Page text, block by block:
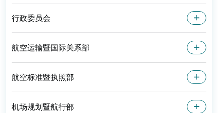
行政委员会
航空运输暨国际关系部
航空标准暨执照部
机场规划暨航行部